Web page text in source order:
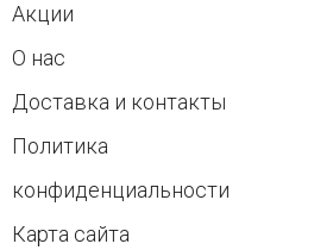
Акции
О нас
Доставка и контакты
Политика
конфиденциальности
Карта сайта